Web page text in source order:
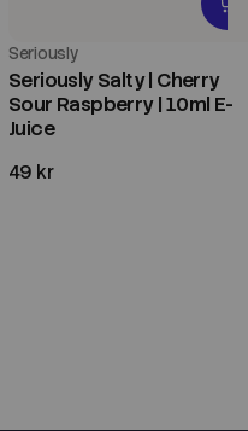
Seriously
Seriously Salty | Cherry
Sour Raspberry | 10ml E-
Juice
49 kr